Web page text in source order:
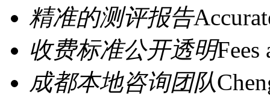
精准的测评报告
收费标准公开透明Fees
成都本地咨询团队